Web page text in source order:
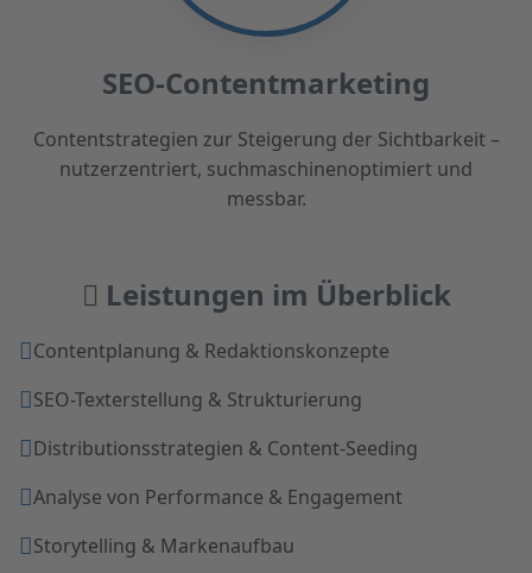
SEO-Contentmarketing
Contentstrategien zur Steigerung der Sichtbarkeit –
nutzerzentriert, suchmaschinenoptimiert und
messbar.
Leistungen im Überblick
Contentplanung & Redaktionskonzepte
SEO-Texterstellung & Strukturierung
Distributionsstrategien & Content-Seeding
Analyse von Performance & Engagement
Storytelling & Markenaufbau